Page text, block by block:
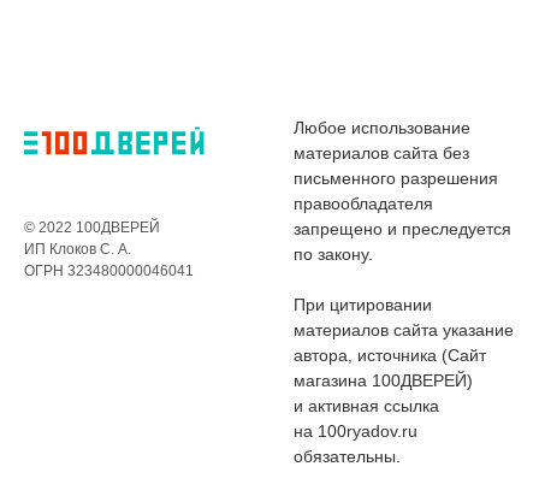
© 2022 100ДВЕРЕЙ
ИП Клоков С. А.
ОГРН 323480000046041
Любое использование
материалов сайта без
письменного разрешения
правообладателя
запрещено и преследуется
по закону.
При цитировании
материалов сайта указание
автора, источника (Сайт
магазина 100ДВЕРЕЙ)
и активная ссылка
на 100ryadov.ru
обязательны.